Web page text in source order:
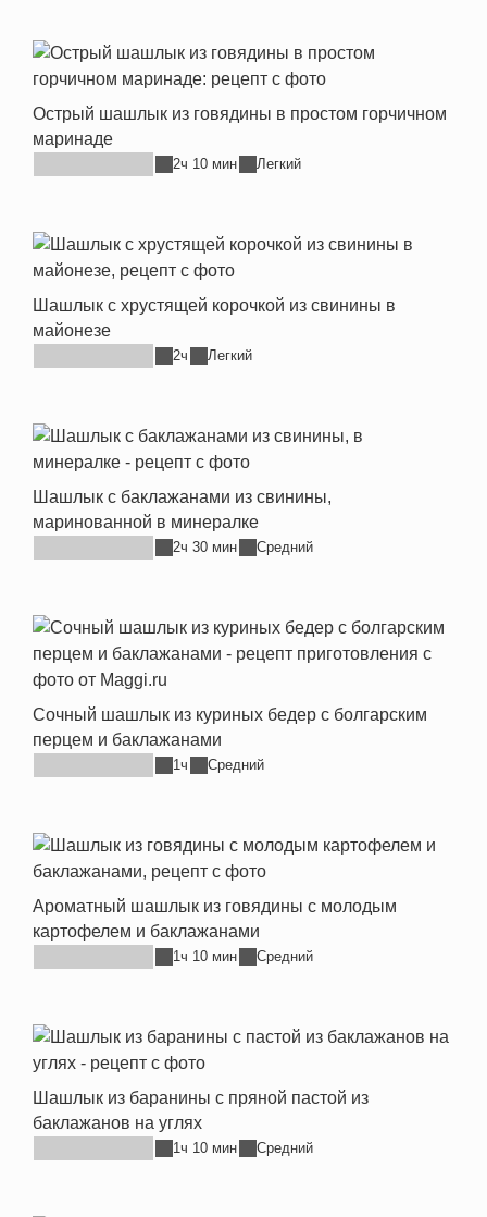
Острый шашлык из говядины в простом горчичном
маринаде
2ч 10 мин Легкий
Шашлык с хрустящей корочкой из свинины в
майонезе
2ч Легкий
Шашлык с баклажанами из свинины,
маринованной в минералке
2ч 30 мин Средний
Сочный шашлык из куриных бедер с болгарским
перцем и баклажанами
1ч Средний
Ароматный шашлык из говядины с молодым
картофелем и баклажанами
1ч 10 мин Средний
Шашлык из баранины с пряной пастой из
баклажанов на углях
1ч 10 мин Средний